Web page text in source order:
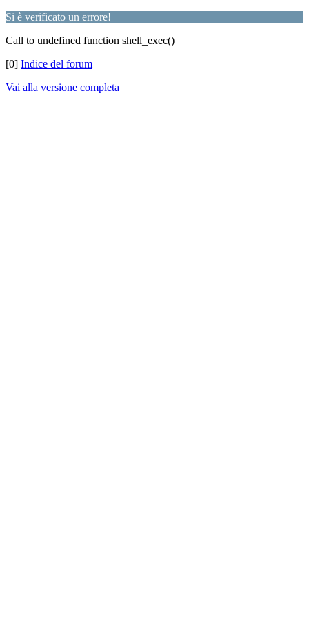
Si è verificato un errore!
Call to undefined function shell_exec()
[0] Indice del forum
Vai alla versione completa